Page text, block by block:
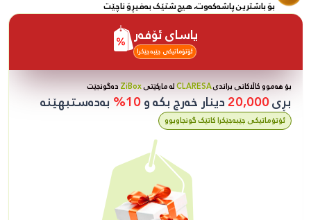
بۆ باشترین پاشەکەوت، هیچ شتێک بەفیڕۆ ناچێت
یاسای ئۆفەر
ئۆتۆماتیکی جێبەجێکرا
بۆ هەموو کاڵاکانی براندیCLARESAلە مارکێتیZiBox دەگونجێت
بڕی20,000دینار خەرج بکە و10% بەدەستبهێنە
ئۆتۆماتیکی جێبەجێکرا کاتێک گونجاوبوو